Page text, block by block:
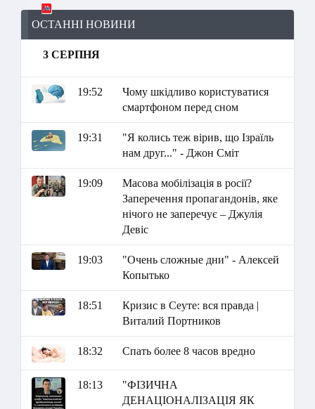
ОСТАННІ НОВИНИ
3 СЕРПНЯ
19:52
Чому шкідливо користуватися
смартфоном перед сном
19:31
"Я колись теж вірив, що Ізраїль
нам друг..." - Джон Сміт
19:09
Масова мобілізація в росії?
Заперечення пропагандонів, яке
нічого не заперечує – Джулія
Девіс
19:03
"Очень сложные дни" - Алексей
Копытько
18:51
Кризис в Сеуте: вся правда |
Виталий Портников
18:32 Спать более 8 часов вредно
18:13
"ФІЗИЧНА
ДЕНАЦІОНАЛІЗАЦІЯ ЯК